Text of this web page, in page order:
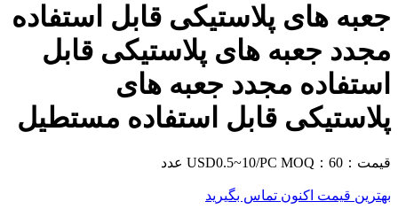
جعبه های پلاستیکی قابل استفاده
مجدد جعبه های پلاستیکی قابل
استفاده مجدد جعبه های
پلاستیکی قابل استفاده مستطیل
قیمت：USD0.5~10/PC MOQ：60 عدد
بهترین قیمت اکنون تماس بگیرید